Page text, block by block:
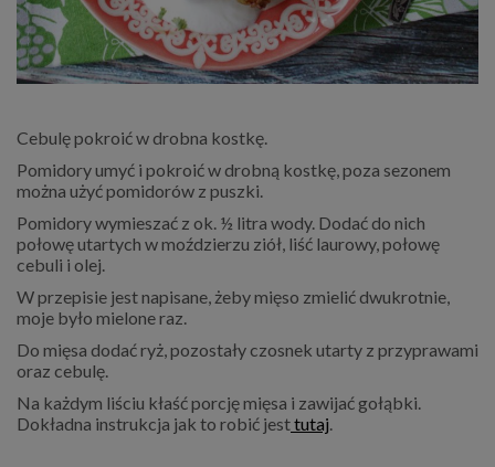
Cebulę pokroić w drobna kostkę.
Pomidory umyć i pokroić w drobną kostkę, poza sezonem
można użyć pomidorów z puszki.
Pomidory wymieszać z ok. ½ litra wody. Dodać do nich
połowę utartych w moździerzu ziół, liść laurowy, połowę
cebuli i olej.
W przepisie jest napisane, żeby mięso zmielić dwukrotnie,
moje było mielone raz.
Do mięsa dodać ryż, pozostały czosnek utarty z przyprawami
oraz cebulę.
Na każdym liściu kłaść porcję mięsa i zawijać gołąbki.
Dokładna instrukcja jak to robić jesttutaj.